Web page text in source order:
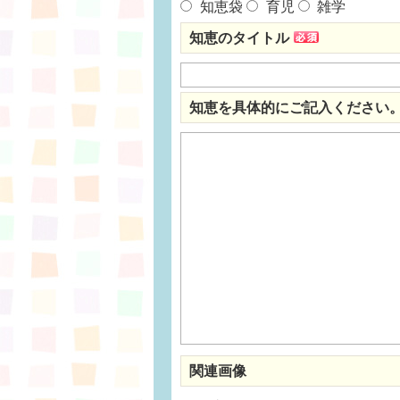
知恵袋 育児 雑学
知恵のタイトル
知恵を具体的にご記入ください
関連画像